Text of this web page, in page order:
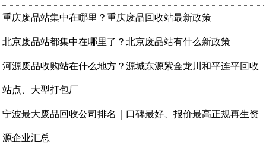
重庆废品站集中在哪里？重庆废品回收站最新政策
北京废品站都集中在哪里了？北京废品站有什么新政策
河源废品收购站在什么地方？源城东源紫金龙川和平连平回收
站点、大型打包厂
宁波最大废品回收公司排名｜口碑最好、报价最高正规再生资
源企业汇总